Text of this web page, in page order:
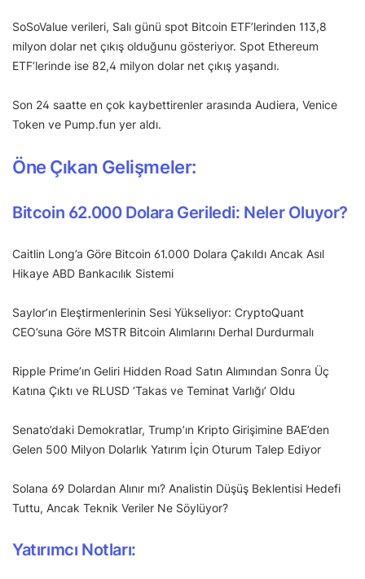
SoSoValue verileri, Salı günü spot Bitcoin ETF’lerinden 113,8
milyon dolar net çıkış olduğunu gösteriyor. Spot Ethereum
ETF’lerinde ise 82,4 milyon dolar net çıkış yaşandı.
Son 24 saatte en çok kaybettirenler arasında Audiera, Venice
Token ve Pump.fun yer aldı.
Öne Çıkan Gelişmeler:
Bitcoin 62.000 Dolara Geriledi: Neler Oluyor?
Caitlin Long’a Göre Bitcoin 61.000 Dolara Çakıldı Ancak Asıl
Hikaye ABD Bankacılık Sistemi
Saylor’ın Eleştirmenlerinin Sesi Yükseliyor: CryptoQuant
CEO’suna Göre MSTR Bitcoin Alımlarını Derhal Durdurmalı
Ripple Prime’ın Geliri Hidden Road Satın Alımından Sonra Üç
Katına Çıktı ve RLUSD ‘Takas ve Teminat Varlığı’ Oldu
Senato’daki Demokratlar, Trump’ın Kripto Girişimine BAE’den
Gelen 500 Milyon Dolarlık Yatırım İçin Oturum Talep Ediyor
Solana 69 Dolardan Alınır mı? Analistin Düşüş Beklentisi Hedefi
Tuttu, Ancak Teknik Veriler Ne Söylüyor?
Yatırımcı Notları: